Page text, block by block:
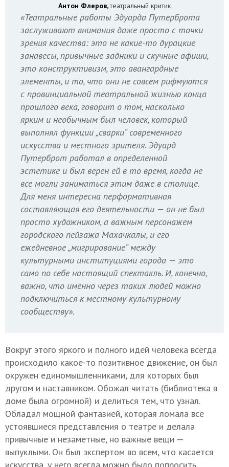
Антон Флеров,театральный критик
«Театральные работы Эдуарда Путерброта
заслуживают внимания даже просто с точки
зрения качества: это не какие-то дурацкие
занавесы, привычные задники и скучные афиши,
это конструктивизм, это авангардные
элементы, и то, что они не совсем рифмуются
с провинциальной театральной жизнью конца
прошлого века, говорит о том, насколько
ярким и необычным был человек, который
выполнял функции „сварки“ современного
искусства и местного зрителя. Эдуард
Путерброт работал в определенной
эстетике и был верен ей в то время, когда не
все могли заниматься этим даже в столице.
Для меня интересна перформативная
составляющая его деятельности — он не был
просто художником, а важным персонажем
городского пейзажа Махачкалы, и его
ежедневное „мигрирование“ между
культурными институциями города — это
само по себе настоящий спектакль. И, конечно,
важно, что именно через таких людей можно
подключиться к местному культурному
сообществу».
Вокруг этого яркого и полного идей человека всегда
происходило какое-то позитивное движение, он был
окружен единомышленниками, для которых был
другом и наставником. Обожал читать (библиотека в
доме была огромной) и делиться тем, что узнал.
Обладал мощной фантазией, которая ломала все
устоявшиеся представления о театре и делала
привычные и незаметные, но важные вещи —
выпуклыми. Он был экспертом во всем, что касается
искусства, у него всегда можно было попросить